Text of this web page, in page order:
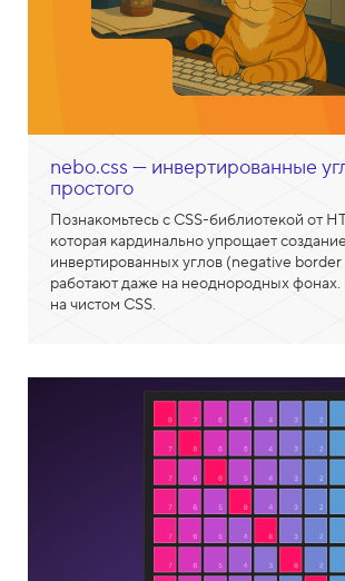
nebo.css — инвертированные
простого
Познакомьтесь с CSS-библиотекой от
которая кардинально упрощает
инвертированных углов (negative
работают даже на неоднородных фонах.
на чистом CSS.